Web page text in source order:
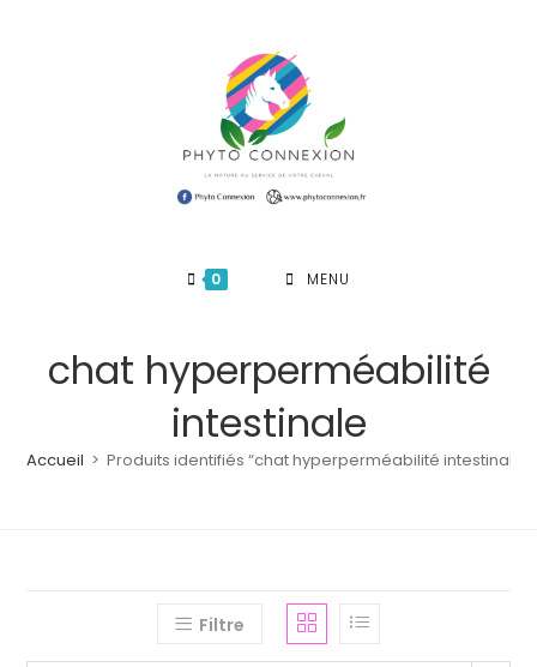
0 MENU
chat hyperperméabilité
intestinale
Accueil > Produits identifiés “chat hyperperméabilité intestinale”
Filtre